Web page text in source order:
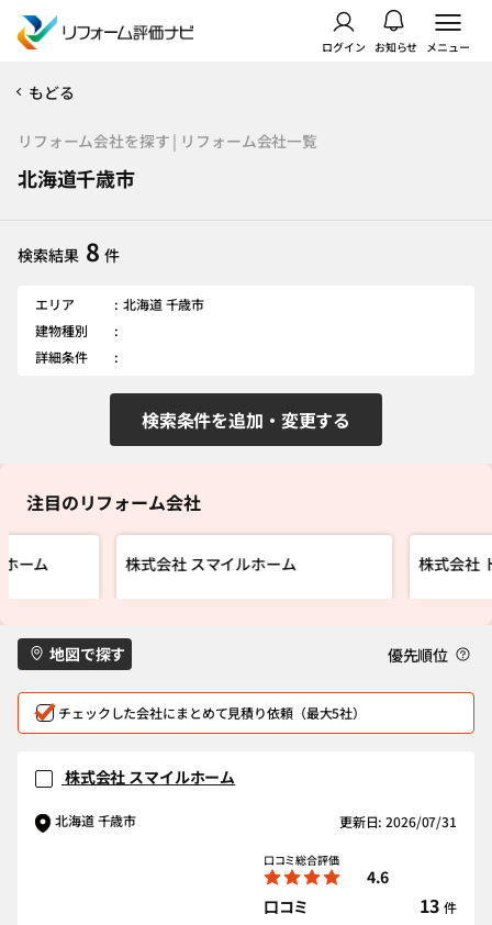
ログイン お知らせ メニュー
もどる
リフォーム会社を探す | リフォーム会社一覧
北海道千歳市
検索結果 8 件
エリア
北海道 千歳市
建物種別
詳細条件
検索条件を追加・変更する
注目のリフォーム会社
ーム 株式会社 スマイルホーム 株式会社
地図で探す 優先順位
チェックした会社にまとめて見積り依頼（最大5社）
株式会社 スマイルホーム
北海道 千歳市 更新日: 2026/07/31
口コミ総合評価
4.6
口コミ
13 件